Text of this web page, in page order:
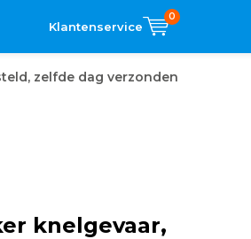
0
zelfde dag verzonden
knelgevaar,